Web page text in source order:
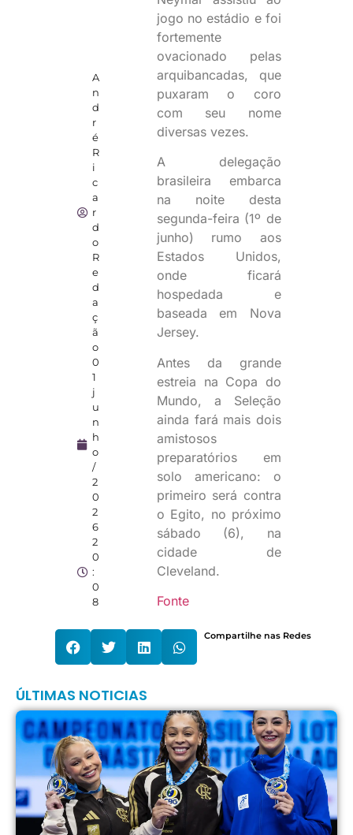
A
n
d
r
é
R
i
c
a
r
d
o
R
e
d
a
ç
ã
o
0
1
j
u
n
h
o
/
2
0
2
6
2
0
:
0
8
jogo no estádio e foi
fortemente
ovacionado pelas
arquibancadas, que
puxaram o coro
com seu nome
diversas vezes.
A delegação
brasileira embarca
na noite desta
segunda-feira (1º de
junho) rumo aos
Estados Unidos,
onde ficará
hospedada e
baseada em Nova
Jersey.
Antes da grande
estreia na Copa do
Mundo, a Seleção
ainda fará mais dois
amistosos
preparatórios em
solo americano: o
primeiro será contra
o Egito, no próximo
sábado (6), na
cidade de
Cleveland.
Fonte
Compartilhe nas Redes
ÚLTIMAS NOTICIAS